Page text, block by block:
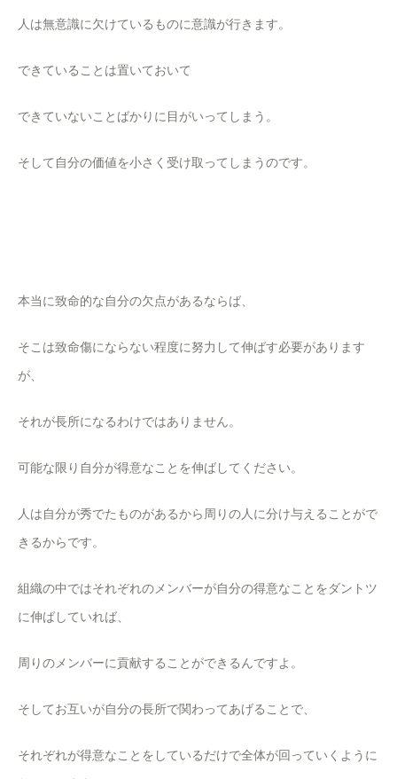
人は無意識に欠けているものに意識が行きます。
できていることは置いておいて
できていないことばかりに目がいってしまう。
そして自分の価値を小さく受け取ってしまうのです。
本当に致命的な自分の欠点があるならば、
そこは致命傷にならない程度に努力して伸ばす必要があります
が、
それが長所になるわけではありません。
可能な限り自分が得意なことを伸ばしてください。
人は自分が秀でたものがあるから周りの人に分け与えることがで
きるからです。
組織の中ではそれぞれのメンバーが自分の得意なことをダントツ
に伸ばしていれば、
周りのメンバーに貢献することができるんですよ。
そしてお互いが自分の長所で関わってあげることで、
それぞれが得意なことをしているだけで全体が回っていくように